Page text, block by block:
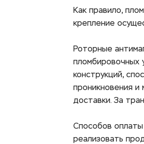
Как правило,
крепление
Роторные
пломбировочных
конструкций,
проникновения и
доставки. За
Способов
реализовать